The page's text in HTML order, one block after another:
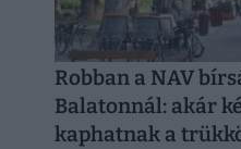
Robban a NAV
Balatonnál: akár
kaphatnak a